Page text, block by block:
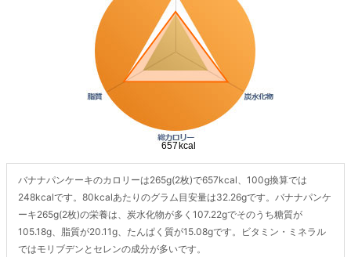
バナナパンケーキのカロリーは265g(2枚)で657kcal、100g換算では
248kcalです。80kcalあたりのグラム目安量は32.26gです。バナナパンケ
ーキ265g(2枚)の栄養は、炭水化物が多く107.22gでそのうち糖質が
105.18g、脂質が20.11g、たんぱく質が15.08gです。ビタミン・ミネラル
ではモリブデンとセレンの成分が多いです。